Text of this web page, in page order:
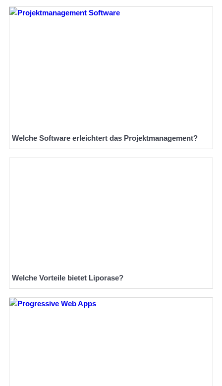
Welche Software erleichtert das Projektmanagement?
Welche Vorteile bietet Liporase?